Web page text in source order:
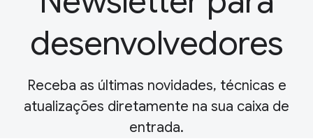
desenvolvedores
Receba as últimas novidades, técnicas e
atualizações diretamente na sua caixa de
entrada.